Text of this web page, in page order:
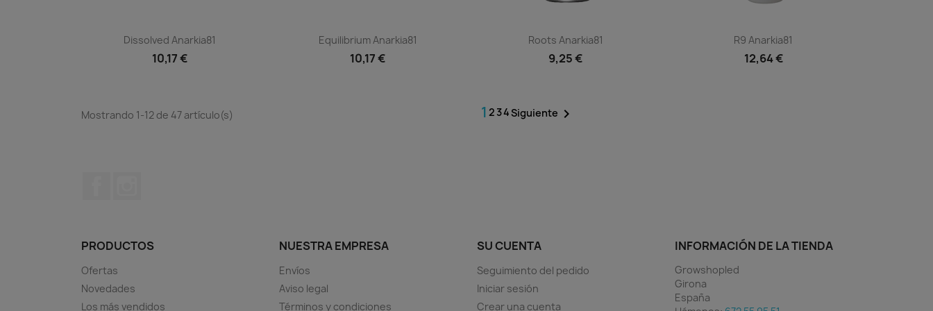
Vista rápida
Dissolved Anarkia81
10,17 €
Vista rápida
Equilibrium Anarkia81
10,17 €
Vista rápida
Roots Anarkia81
9,25 €
Vista rápida
R9 Anarkia81
12,64 €
Mostrando 1-12 de 47 artículo(s) 1 2 34Siguiente 
PRODUCTOS
Ofertas
Novedades
Los más vendidos
NUESTRA EMPRESA
Envíos
Aviso legal
Términos y condiciones
SU CUENTA
Seguimiento del pedido
Iniciar sesión
Crear una cuenta
INFORMACIÓN DE LA TIENDA
Growshopled
Girona
España